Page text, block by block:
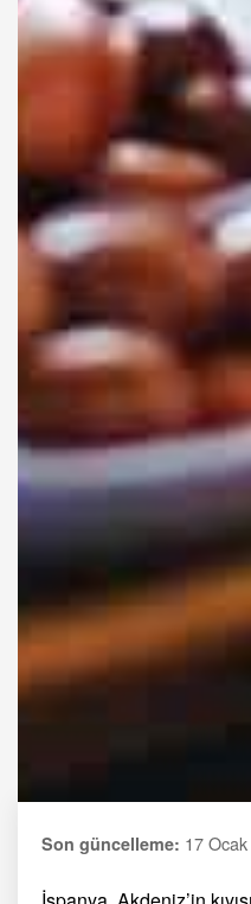
Son güncelleme: 17